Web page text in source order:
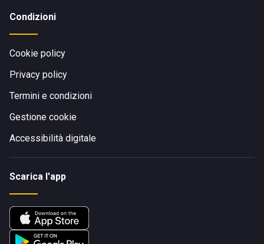
Condizioni
Cookie policy
Privacy policy
Termini e condizioni
Gestione cookie
Accessibilità digitale
Scarica l'app